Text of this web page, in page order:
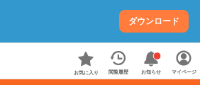
ダウンロード
お気に入り 閲覧履歴 お知らせ マイページ